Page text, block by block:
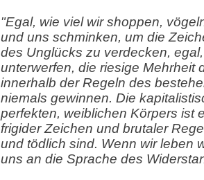
"Egal, wie viel wir shoppen,
und uns schminken, um die
des Unglücks zu verdecken,
unterwerfen, die riesige Mehrheit
innerhalb der Regeln des
niemals gewinnen. Die
perfekten, weiblichen Körpers ist
frigider Zeichen und brutaler
und tödlich sind. Wenn wir leben
uns an die Sprache des